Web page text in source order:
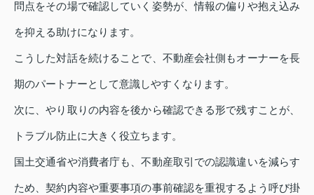
問点をその場で確認していく姿勢が、情報の偏りや抱え込み
を抑える助けになります。
こうした対話を続けることで、不動産会社側もオーナーを長
期のパートナーとして意識しやすくなります。
次に、やり取りの内容を後から確認できる形で残すことが、
トラブル防止に大きく役立ちます。
国土交通省や消費者庁も、不動産取引での認識違いを減らす
ため、契約内容や重要事項の事前確認を重視するよう呼び掛